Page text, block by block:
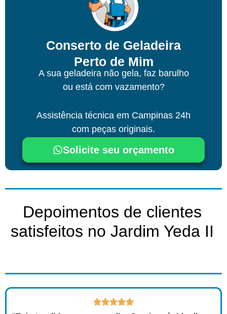
Conserto de Geladeira
Perto de Mim
A sua geladeira não gela, faz barulho
ou está com vazamento?
Assistência técnica em Campinas 24h
com peças originais.
Solicite seu orçamento
Depoimentos de clientes
satisfeitos no Jardim Yeda II